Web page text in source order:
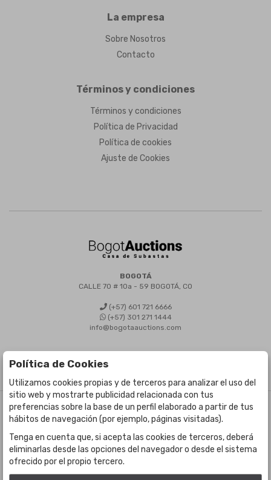
La empresa
Sobre Nosotros
Contacto
Términos y condiciones
Términos y condiciones
Política de Privacidad
Política de cookies
Ajuste de Cookies
BOGOTÁ
CALLE 70 # 10a - 59 BOGOTÁ, CO
(+57) 601 721 6666
(+57) 301 271 1444
info@bogotaauctions.com
©Bogota Auctions- Todos los derechos reservados
Desarrollado por Labelgrup Networks.
Política de Cookies
Utilizamos cookies propias y de terceros para analizar el uso del
sitio web y mostrarte publicidad relacionada con tus
preferencias sobre la base de un perfil elaborado a partir de tus
hábitos de navegación (por ejemplo, páginas visitadas).
Tenga en cuenta que, si acepta las cookies de terceros, deberá
eliminarlas desde las opciones del navegador o desde el sistema
ofrecido por el propio tercero.